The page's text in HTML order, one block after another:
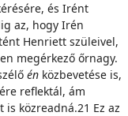
és Irént
az, hogy Irén
Henriett szüleivel,
megérkező őrnagy.
én közbevetése is,
reflektál, ám
közreadná.21 Ez az